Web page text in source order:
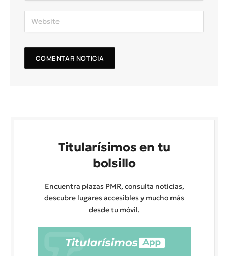
Titularísimos en tu
bolsillo
Encuentra plazas PMR, consulta noticias,
descubre lugares accesibles y mucho más
desde tu móvil.